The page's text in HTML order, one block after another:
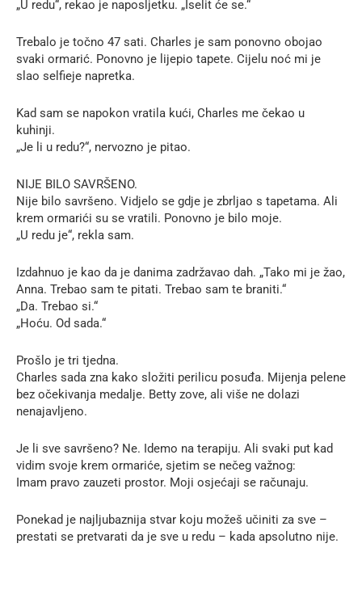
„U redu“, rekao je naposljetku. „Iselit će se.“
Trebalo je točno 47 sati. Charles je sam ponovno obojao
svaki ormarić. Ponovno je lijepio tapete. Cijelu noć mi je
slao selfieje napretka.
Kad sam se napokon vratila kući, Charles me čekao u
kuhinji.
„Je li u redu?“, nervozno je pitao.
NIJE BILO SAVRŠENO.
Nije bilo savršeno. Vidjelo se gdje je zbrljao s tapetama. Ali
krem ormarići su se vratili. Ponovno je bilo moje.
„U redu je“, rekla sam.
Izdahnuo je kao da je danima zadržavao dah. „Tako mi je žao,
Anna. Trebao sam te pitati. Trebao sam te braniti.“
„Da. Trebao si.“
„Hoću. Od sada.“
Prošlo je tri tjedna.
Charles sada zna kako složiti perilicu posuđa. Mijenja pelene
bez očekivanja medalje. Betty zove, ali više ne dolazi
nenajavljeno.
Je li sve savršeno? Ne. Idemo na terapiju. Ali svaki put kad
vidim svoje krem ormariće, sjetim se nečeg važnog:
Imam pravo zauzeti prostor. Moji osjećaji se računaju.
Ponekad je najljubaznija stvar koju možeš učiniti za sve –
prestati se pretvarati da je sve u redu – kada apsolutno nije.